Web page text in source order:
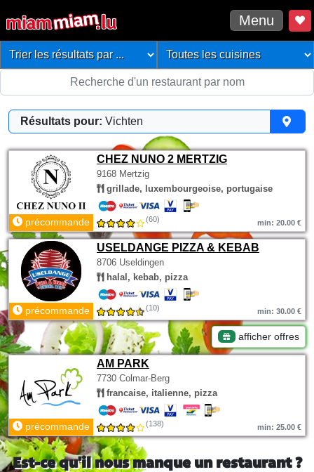
Menu
Résultats pour: Vichten
CHEZ NUNO 2 MERTZIG
9168 Mertzig
grillade, luxembourgeoise, portugaise
précommande (60) min: 20.00 €
USELDANGE PIZZA & KEBAB
8706 Useldingen
halal, kebab, pizza
précommande (10) min: 30.00 €
afficher offres
AM PARK
7730 Colmar-Berg
francaise, italienne, pizza
précommande (138) min: 25.00 €
Est-ce qu'il nous manque un restaurant ?